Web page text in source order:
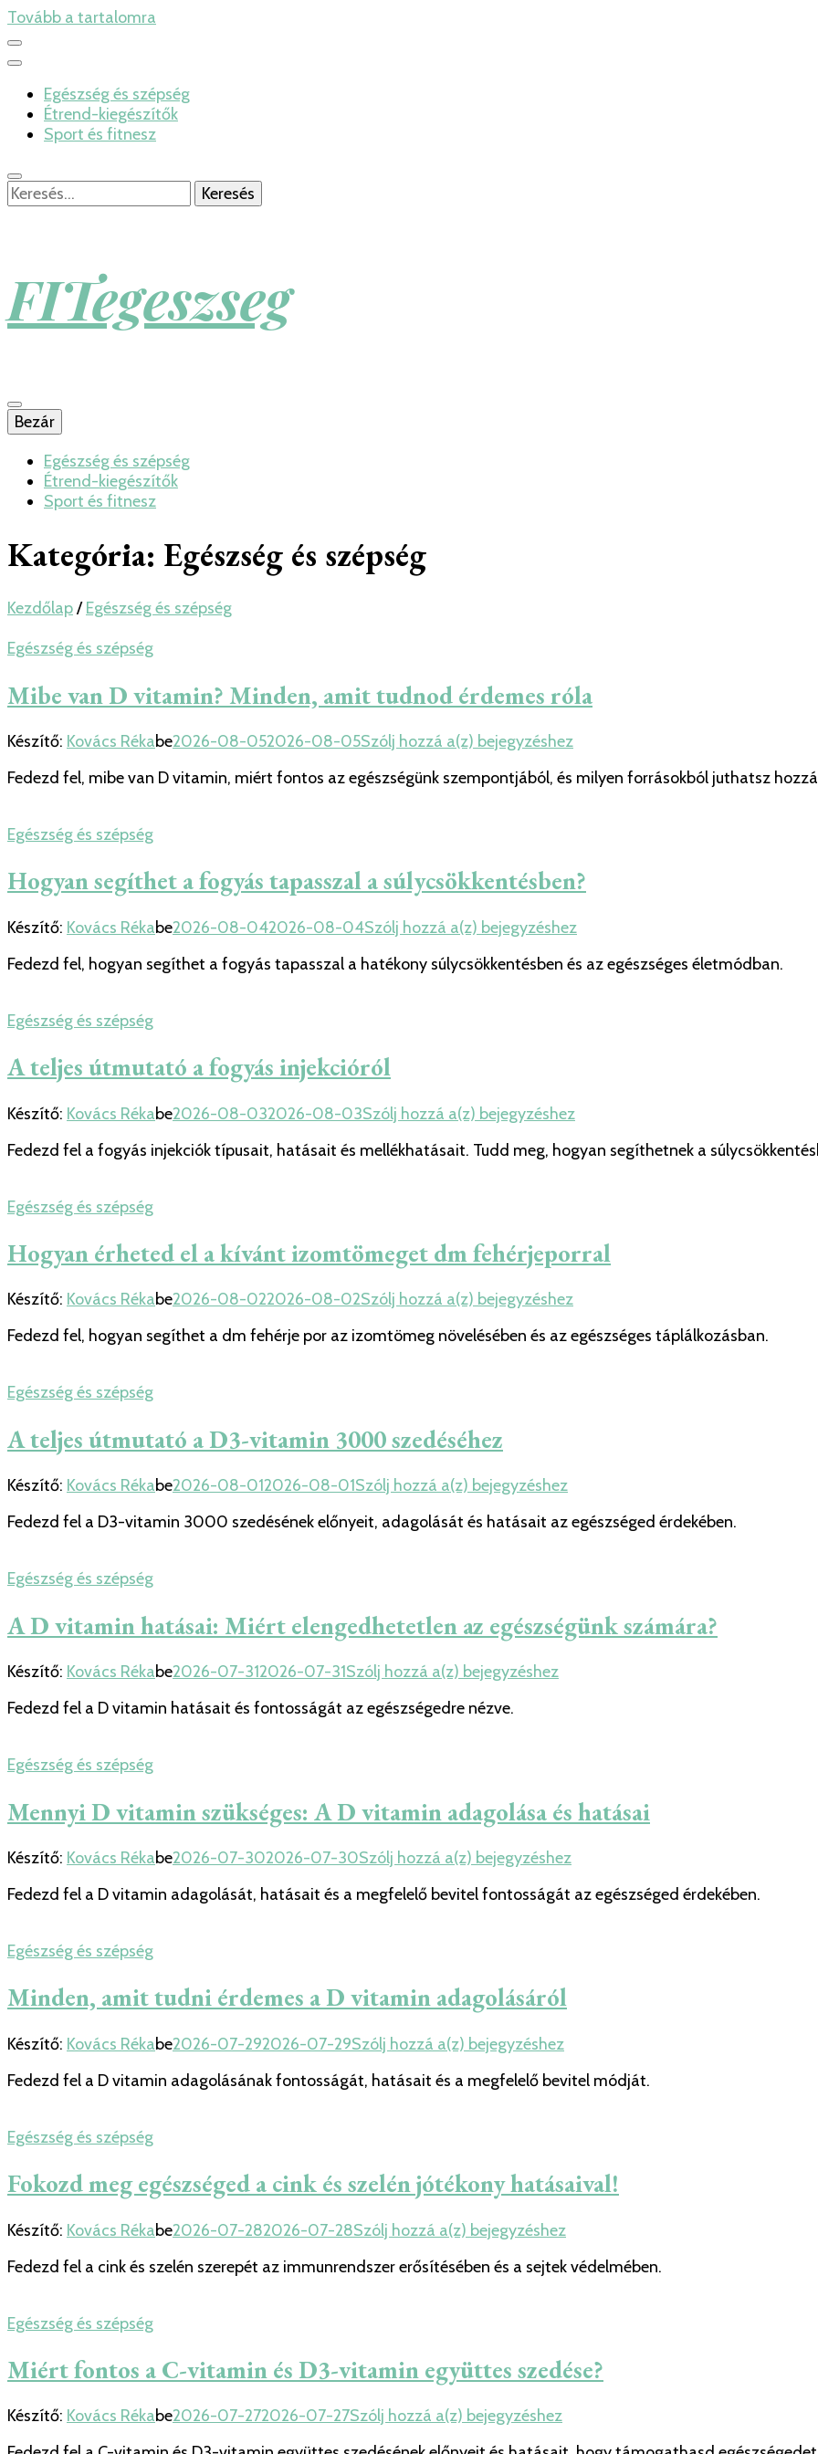
Tovább a tartalomra
Egészség és szépség
Étrend-kiegészítők
Sport és fitnesz
Keresés:
FITegeszseg
Bezár
Egészség és szépség
Étrend-kiegészítők
Sport és fitnesz
Kategória: Egészség és szépség
Kezdőlap/ Egészség és szépség
Egészség és szépség
Mibe van D vitamin? Minden, amit tudnod érdemes róla
Készítő: Kovács Rékabe2026-08-052026-08-05Szólj hozzá a(z) Mibe
D
érdemes
bejegyzéshez
Fedezd fel, mibe van D vitamin, miért fontos az egészségünk szempontjából, és milyen forrásokból juthatsz
Egészség és szépség
Hogyan segíthet a fogyás tapasszal a súlycsökkentésben?
Készítő: Kovács Rékabe2026-08-042026-08-04Szólj hozzá a(z) Hogyan
a
bejegyzéshez
Fedezd fel, hogyan segíthet a fogyás tapasszal a hatékony súlycsökkentésben és az egészséges életmódban.
Egészség és szépség
A teljes útmutató a fogyás injekcióról
Készítő: Kovács Rékabe2026-08-032026-08-03Szólj hozzá a(z) A
útmutató
bejegyzéshez
Fedezd fel a fogyás injekciók típusait, hatásait és mellékhatásait. Tudd meg, hogyan segíthetnek a
Egészség és szépség
Hogyan érheted el a kívánt izomtömeget dm fehérjeporral
Készítő: Kovács Rékabe2026-08-022026-08-02Szólj hozzá a(z) Hogyan
el
fehérjeporral
bejegyzéshez
Fedezd fel, hogyan segíthet a dm fehérje por az izomtömeg növelésében és az egészséges táplálkozásban.
Egészség és szépség
A teljes útmutató a D3-vitamin 3000 szedéséhez
Készítő: Kovács Rékabe2026-08-012026-08-01Szólj hozzá a(z) A
útmutató
szedéséhez
bejegyzéshez
Fedezd fel a D3-vitamin 3000 szedésének előnyeit, adagolását és hatásait az egészséged érdekében.
Egészség és szépség
A D vitamin hatásai: Miért elengedhetetlen az egészségünk számára?
Készítő: Kovács Rékabe2026-07-312026-07-31Szólj hozzá a(z) A
vitamin
egészségünk
számára?
bejegyzéshez
Fedezd fel a D vitamin hatásait és fontosságát az egészségedre nézve.
Egészség és szépség
Mennyi D vitamin szükséges: A D vitamin adagolása és hatásai
Készítő: Kovács Rékabe2026-07-302026-07-30Szólj hozzá a(z) Mennyi
vitamin
adagolása
és
hatásai
bejegyzéshez
Fedezd fel a D vitamin adagolását, hatásait és a megfelelő bevitel fontosságát az egészséged érdekében.
Egészség és szépség
Minden, amit tudni érdemes a D vitamin adagolásáról
Készítő: Kovács Rékabe2026-07-292026-07-29Szólj hozzá a(z) Minden,
tudni
adagolásáról
bejegyzéshez
Fedezd fel a D vitamin adagolásának fontosságát, hatásait és a megfelelő bevitel módját.
Egészség és szépség
Fokozd meg egészséged a cink és szelén jótékony hatásaival!
Készítő: Kovács Rékabe2026-07-282026-07-28Szólj hozzá a(z) Fokozd
egészséged
jótékony
bejegyzéshez
Fedezd fel a cink és szelén szerepét az immunrendszer erősítésében és a sejtek védelmében.
Egészség és szépség
Miért fontos a C-vitamin és D3-vitamin együttes szedése?
Készítő: Kovács Rékabe2026-07-272026-07-27Szólj hozzá a(z) Miért
bejegyzéshez